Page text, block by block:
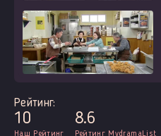
Рейтинг:
10
Наш Рейтинг
8.6
Рейтинг MydramaList